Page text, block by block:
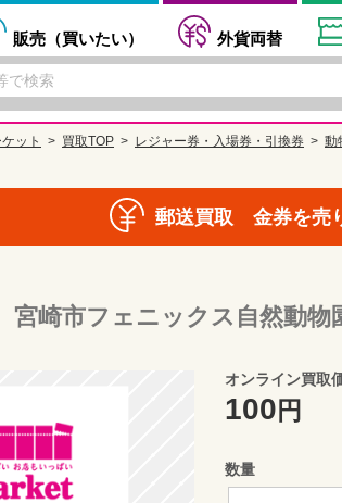
販売（買いたい） 外貨両替
ット 買取TOP レジャー券・入場券・引換券 動
郵送買取 金券を売
宮崎市フェニックス自然動物
オンライン買取
100 円
数量